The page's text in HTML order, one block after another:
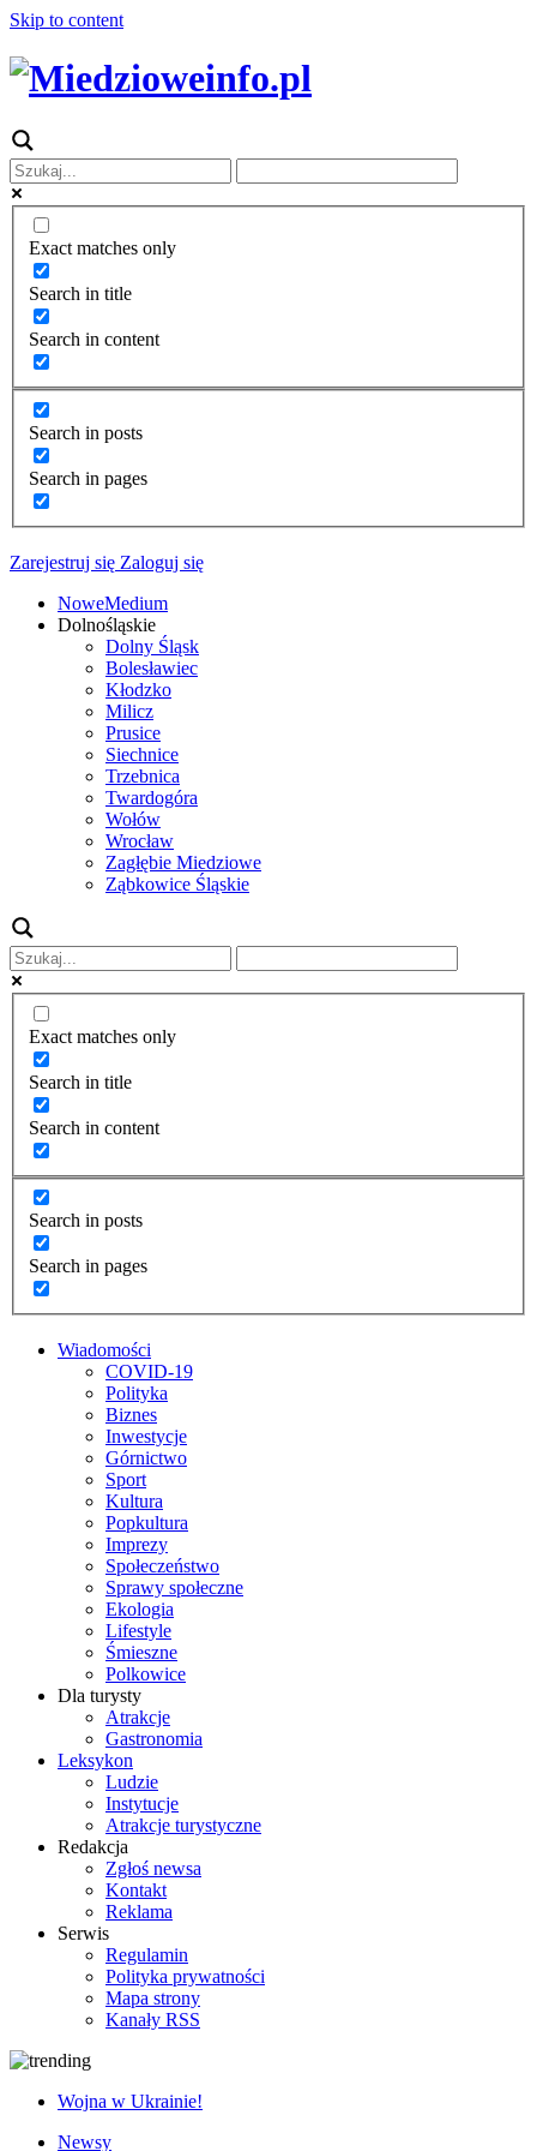
Skip to content
Exact matches only
Search in title
Search in content
Search in posts
Search in pages
Zarejestruj się Zaloguj się
NoweMedium
Dolnośląskie
Dolny Śląsk
Bolesławiec
Kłodzko
Milicz
Prusice
Siechnice
Trzebnica
Twardogóra
Wołów
Wrocław
Zagłębie Miedziowe
Ząbkowice Śląskie
Exact matches only
Search in title
Search in content
Search in posts
Search in pages
Wiadomości
COVID-19
Polityka
Biznes
Inwestycje
Górnictwo
Sport
Kultura
Popkultura
Imprezy
Społeczeństwo
Sprawy społeczne
Ekologia
Lifestyle
Śmieszne
Polkowice
Dla turysty
Atrakcje
Gastronomia
Leksykon
Ludzie
Instytucje
Atrakcje turystyczne
Redakcja
Zgłoś newsa
Kontakt
Reklama
Serwis
Regulamin
Polityka prywatności
Mapa strony
Kanały RSS
Wojna w Ukrainie!
Newsy